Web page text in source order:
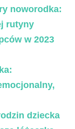
noworodka:
rutyny
w 2023
dziecka